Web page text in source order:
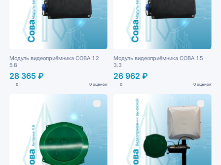
Модуль видеоприёмника СОВА 1.2
5.8
28 365 ₽
0 0 оценок
Модуль видеоприёмника СОВА 1.5
3.3
26 962 ₽
0 0 оценок